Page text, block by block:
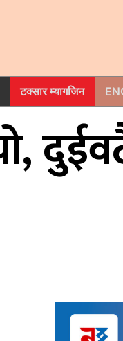
टक्सार म्यागजिन